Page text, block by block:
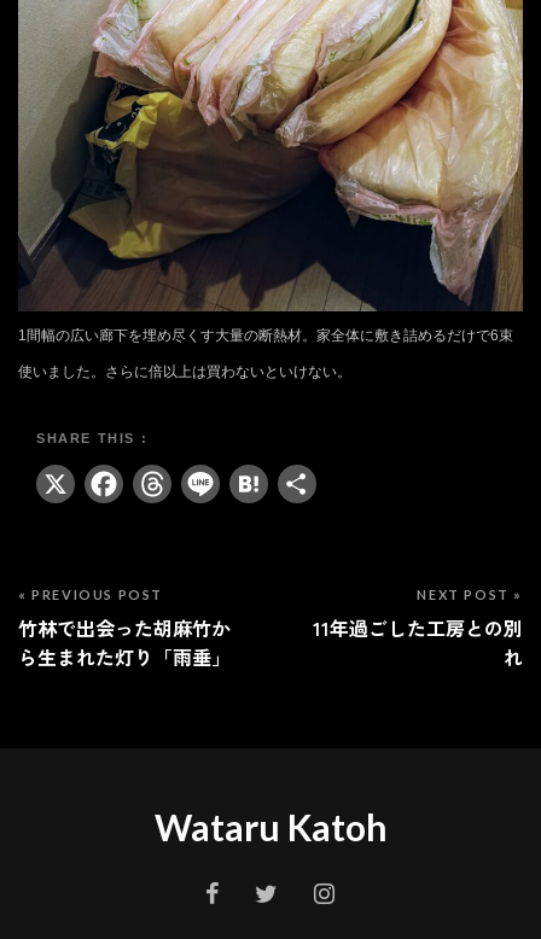
1間幅の広い廊下を埋め尽くす大量の断熱材。家全体に敷き詰めるだけで6束
使いました。さらに倍以上は買わないといけない。
X Facebook
Threads
LineHatena
« PREVIOUS POST
竹林で出会った胡麻竹か
ら生まれた灯り「雨垂」
NEXT POST »
11年過ごした工房との別
れ
Wataru Katoh